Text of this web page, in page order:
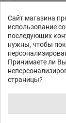
Сайт магазина
использование
последующих
нужны, чтобы
Принимаете ли
страницы?
или спросите